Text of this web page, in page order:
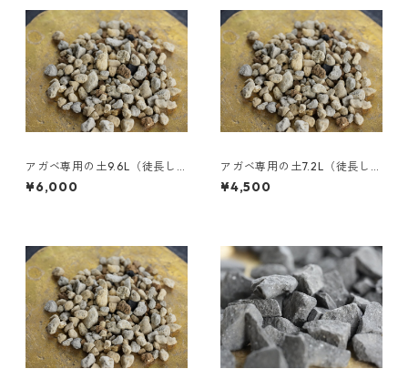
アガベ専用の土9.6L（徒長し
にくいプレミアムブレンド用
土）
¥6,000
アガベ専用の土7.2L（徒長しに
くいプレミアムブレンド用
土）
¥4,500